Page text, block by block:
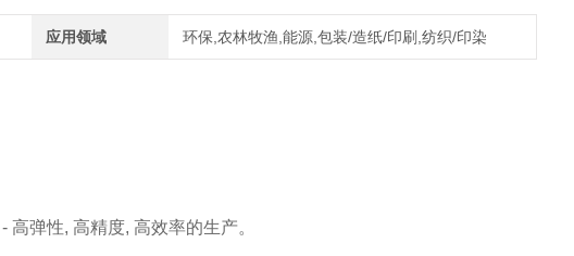
应用领域 环保,农林牧渔,能源,包装/造纸/印刷,纺织/印染
弹性, 高精度, 高效率的生产。